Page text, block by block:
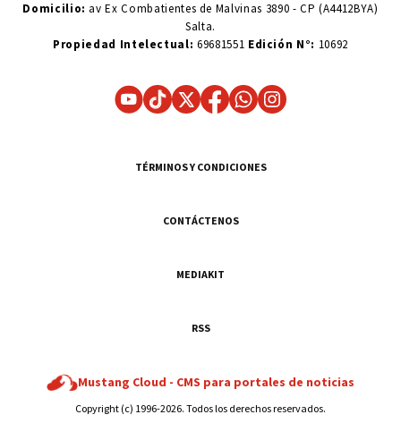
Domicilio: av Ex Combatientes de Malvinas 3890 - CP (A4412BYA)
Salta.
Propiedad Intelectual: 69681551 Edición N°: 10692
TÉRMINOS Y CONDICIONES
CONTÁCTENOS
MEDIAKIT
RSS
Mustang Cloud - CMS para portales de noticias
Copyright (c) 1996-2026. Todos los derechos reservados.